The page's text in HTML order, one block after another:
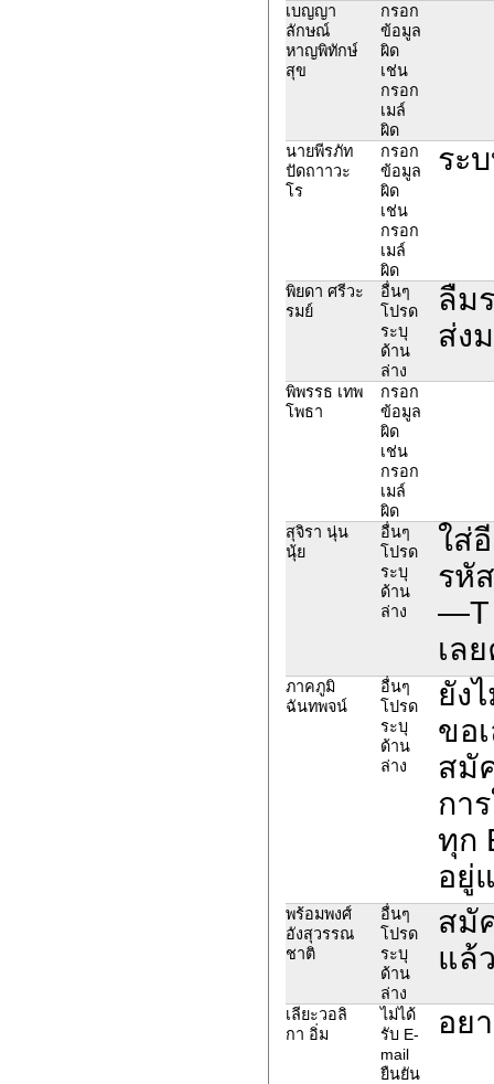
เบญญา
ลักษณ์
หาญพิทักษ์
สุข
กรอก
ข้อมูล
ผิด
เช่น
กรอก
เมล์
ผิด
นายพีรภัท
ปัดถาาวะ
โร
กรอก
ข้อมูล
ผิด
เช่น
กรอก
เมล์
ผิด
ระ
พิยดา ศรีวะ
รมย์
อื่นๆ
โปรด
ระบุ
ด้าน
ล่าง
ลืม
ส่ง
พิพรรธ เทพ
โพธา
กรอก
ข้อมูล
ผิด
เช่น
กรอก
เมล์
ผิด
สุจิรา นุ่น
นุ้ย
อื่นๆ
โปรด
ระบุ
ด้าน
ล่าง
ใส่
รหั
—T
เล
ภาคภูมิ
ฉันทพจน์
อื่นๆ
โปรด
ระบุ
ด้าน
ล่าง
ยัง
ขอ
สมั
กา
ทุก
อยู่
พร้อมพงศ์
อังสุวรรณ
ชาติ
อื่นๆ
โปรด
ระบุ
ด้าน
ล่าง
สมั
แล้
เลียะวอลิ
กา อิ่ม
ไม่ได้
รับ E-
mail
ยืนยัน
อย